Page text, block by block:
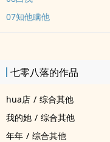
07知他瞒他
七零八落的作品
hua店 / 综合其他
我的她 / 综合其他
年年 / 综合其他